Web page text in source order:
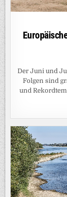
Der Juni und
Folgen sind
und